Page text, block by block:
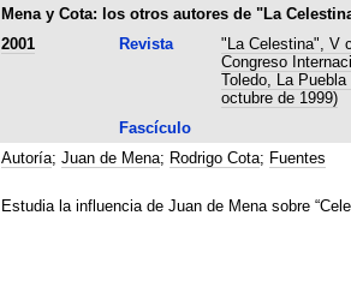
Mena y Cota: los otros autores de "La
2001 Revista
"La Celestina", V
Congreso
Toledo, La
octubre de 1999)
Fascículo
Autoría; Juan de Mena; Rodrigo Cota; Fuentes
Estudia la influencia de Juan de Mena sobre